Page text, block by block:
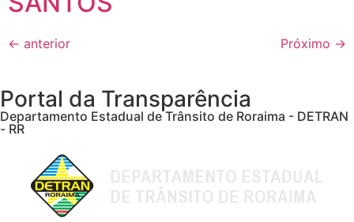
← anterior Próximo →
Portal da Transparência
Departamento Estadual de Trânsito de Roraima - DETRAN
- RR